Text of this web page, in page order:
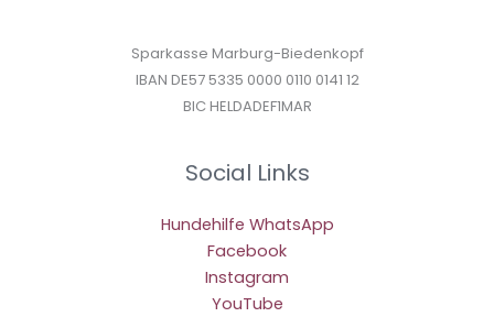
Sparkasse Marburg-Biedenkopf
IBAN DE57 5335 0000 0110 0141 12
BIC HELDADEF1MAR
Social Links
Hundehilfe WhatsApp
Facebook
Instagram
YouTube